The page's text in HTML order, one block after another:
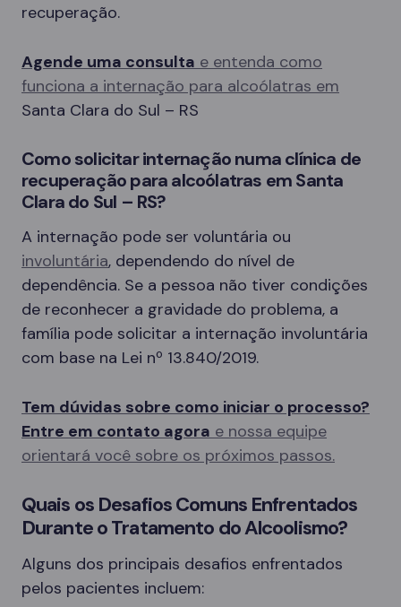
recuperação.
Agende uma consulta e entenda como
funciona a internação para alcoólatras em
Santa Clara do Sul – RS
Como solicitar internação numa clínica de
recuperação para alcoólatras em Santa
Clara do Sul – RS?
A internação pode ser voluntária ou
involuntária, dependendo do nível de
dependência. Se a pessoa não tiver condições
de reconhecer a gravidade do problema, a
família pode solicitar a internação involuntária
com base na Lei nº 13.840/2019.
Tem dúvidas sobre como iniciar o processo?
Entre em contato agora e nossa equipe
orientará você sobre os próximos passos.
Quais os Desafios Comuns Enfrentados
Durante o Tratamento do Alcoolismo?
Alguns dos principais desafios enfrentados
pelos pacientes incluem: